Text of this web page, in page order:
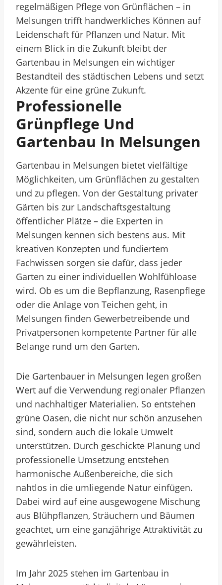
regelmäßigen Pflege von Grünflächen – in
Melsungen trifft handwerkliches Können auf
Leidenschaft für Pflanzen und Natur. Mit
einem Blick in die Zukunft bleibt der
Gartenbau in Melsungen ein wichtiger
Bestandteil des städtischen Lebens und setzt
Akzente für eine grüne Zukunft.
Professionelle
Grünpflege Und
Gartenbau In Melsungen
Gartenbau in Melsungen bietet vielfältige
Möglichkeiten, um Grünflächen zu gestalten
und zu pflegen. Von der Gestaltung privater
Gärten bis zur Landschaftsgestaltung
öffentlicher Plätze – die Experten in
Melsungen kennen sich bestens aus. Mit
kreativen Konzepten und fundiertem
Fachwissen sorgen sie dafür, dass jeder
Garten zu einer individuellen Wohlfühloase
wird. Ob es um die Bepflanzung, Rasenpflege
oder die Anlage von Teichen geht, in
Melsungen finden Gewerbetreibende und
Privatpersonen kompetente Partner für alle
Belange rund um den Garten.
Die Gartenbauer in Melsungen legen großen
Wert auf die Verwendung regionaler Pflanzen
und nachhaltiger Materialien. So entstehen
grüne Oasen, die nicht nur schön anzusehen
sind, sondern auch die lokale Umwelt
unterstützen. Durch geschickte Planung und
professionelle Umsetzung entstehen
harmonische Außenbereiche, die sich
nahtlos in die umliegende Natur einfügen.
Dabei wird auf eine ausgewogene Mischung
aus Blühpflanzen, Sträuchern und Bäumen
geachtet, um eine ganzjährige Attraktivität zu
gewährleisten.
Im Jahr 2025 stehen im Gartenbau in